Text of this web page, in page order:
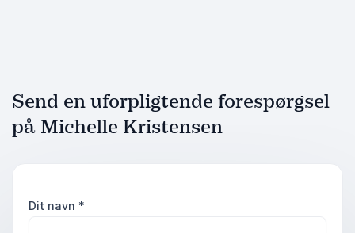
Send en uforpligtende forespørgsel
på Michelle Kristensen
Dit navn *